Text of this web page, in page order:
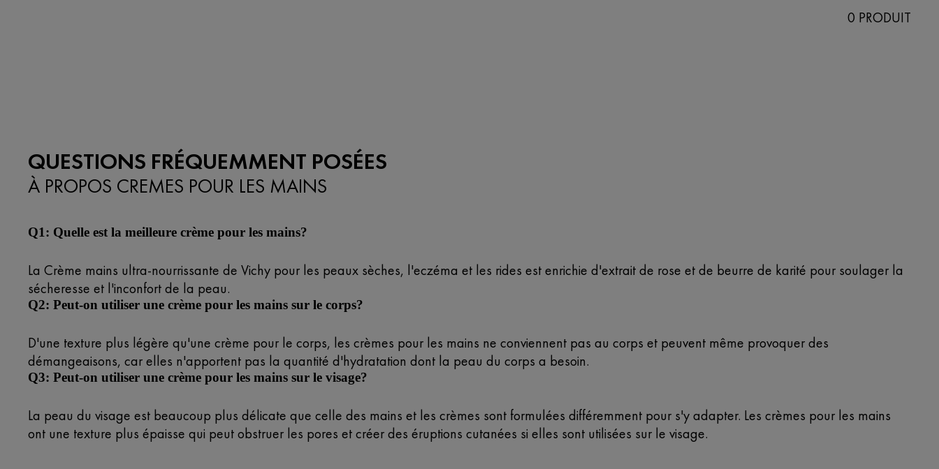
0 PRODUIT
QUESTIONS FRÉQUEMMENT POSÉES
À PROPOS CREMES POUR LES MAINS
Q1: Quelle est la meilleure crème pour les mains?
La Crème mains ultra-nourrissante de Vichy pour les peaux sèches, l'eczéma et les rides est enrichie d'extrait de rose et de beurre de karité pour soulager la
sécheresse et l'inconfort de la peau.
Q2: Peut-on utiliser une crème pour les mains sur le corps?
D'une texture plus légère qu'une crème pour le corps, les crèmes pour les mains ne conviennent pas au corps et peuvent même provoquer des
démangeaisons, car elles n'apportent pas la quantité d'hydratation dont la peau du corps a besoin.
Q3: Peut-on utiliser une crème pour les mains sur le visage?
La peau du visage est beaucoup plus délicate que celle des mains et les crèmes sont formulées différemment pour s'y adapter. Les crèmes pour les mains
ont une texture plus épaisse qui peut obstruer les pores et créer des éruptions cutanées si elles sont utilisées sur le visage.